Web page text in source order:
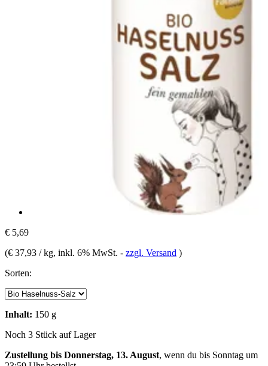
€ 5,69
(€ 37,93 / kg, inkl. 6% MwSt. - zzgl. Versand )
Sorten:
Inhalt: 150 g
Noch 3 Stück auf Lager
Zustellung bis Donnerstag, 13. August, wenn du bis Sonntag um